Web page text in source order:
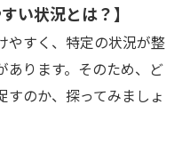
い状況とは？】
やすく、特定の状況が整
あります。そのため、ど
すのか、探ってみましょ